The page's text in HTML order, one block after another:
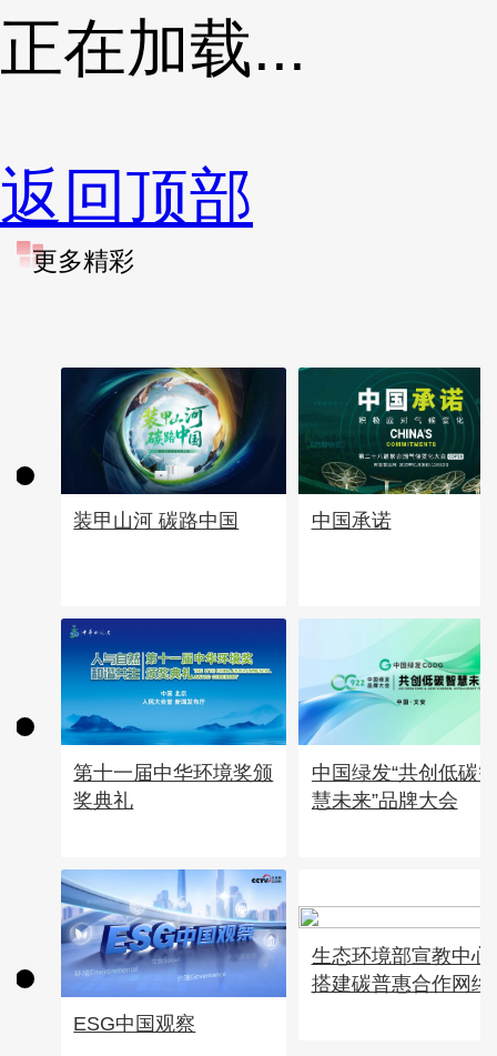
正在加载...
返回顶部
更多精彩
装甲山河 碳路中国 中国承诺
第十一届中华环境奖颁
奖典礼
中国绿发“共创低碳智
慧未来”品牌大会
ESG中国观察
生态环境部宣教中心
搭建碳普惠合作网络